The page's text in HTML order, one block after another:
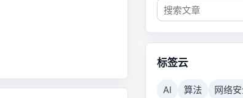
标签云
AI 算法 网络